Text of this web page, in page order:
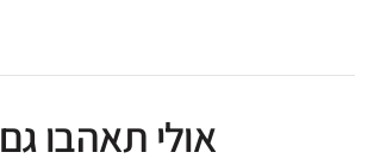
אולי תאהבו גם